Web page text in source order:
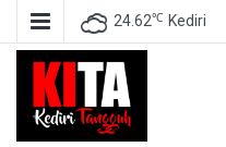
24.62℃ Kediri